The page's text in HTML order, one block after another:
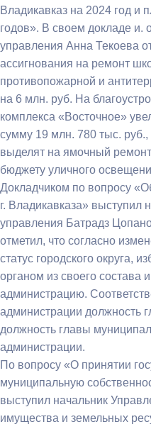
Владикавказ на 2024 год и
годов». В своем докладе и.
управления Анна Текоева
ассигнования на ремонт
противопожарной и
на 6 млн. руб. На
комплекса «Восточное»
сумму 19 млн. 780 тыс.
выделят на ямочный
бюджету уличного
Докладчиком по вопросу
г. Владикавказа» выступил
управления Батрадз
отметил, что согласно
статус городского округа,
органом из своего состава
администрацию.
администрации должность
должность главы
администрации.
По вопросу «О принятии
муниципальную
выступил начальник
имущества и земельных